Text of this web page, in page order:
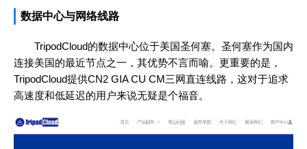
数据中心与网络线路
TripodCloud的数据中心位于美国圣何塞。圣何塞作为国内
连接美国的最近节点之一，其优势不言而喻。更重要的是，
TripodCloud提供CN2 GIA CU CM三网直连线路，这对于追求
高速度和低延迟的用户来说无疑是个福音。